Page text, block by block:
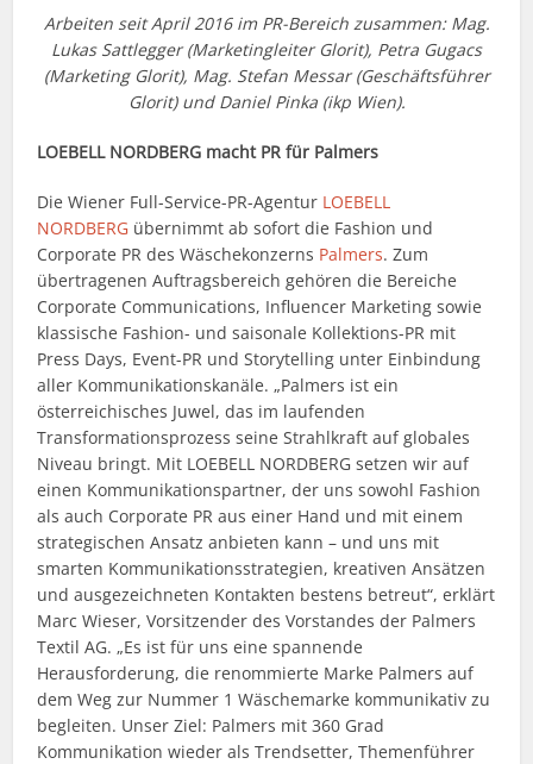
Arbeiten seit April 2016 im PR-Bereich zusammen: Mag.
Lukas Sattlegger (Marketingleiter Glorit), Petra Gugacs
(Marketing Glorit), Mag. Stefan Messar (Geschäftsführer
Glorit) und Daniel Pinka (ikp Wien).
LOEBELL NORDBERG macht PR für Palmers
Die Wiener Full-Service-PR-Agentur LOEBELL
NORDBERG übernimmt ab sofort die Fashion und
Corporate PR des Wäschekonzerns Palmers. Zum
übertragenen Auftragsbereich gehören die Bereiche
Corporate Communications, Influencer Marketing sowie
klassische Fashion- und saisonale Kollektions-PR mit
Press Days, Event-PR und Storytelling unter Einbindung
aller Kommunikationskanäle. „Palmers ist ein
österreichisches Juwel, das im laufenden
Transformationsprozess seine Strahlkraft auf globales
Niveau bringt. Mit LOEBELL NORDBERG setzen wir auf
einen Kommunikationspartner, der uns sowohl Fashion
als auch Corporate PR aus einer Hand und mit einem
strategischen Ansatz anbieten kann – und uns mit
smarten Kommunikationsstrategien, kreativen Ansätzen
und ausgezeichneten Kontakten bestens betreut“, erklärt
Marc Wieser, Vorsitzender des Vorstandes der Palmers
Textil AG. „Es ist für uns eine spannende
Herausforderung, die renommierte Marke Palmers auf
dem Weg zur Nummer 1 Wäschemarke kommunikativ zu
begleiten. Unser Ziel: Palmers mit 360 Grad
Kommunikation wieder als Trendsetter, Themenführer